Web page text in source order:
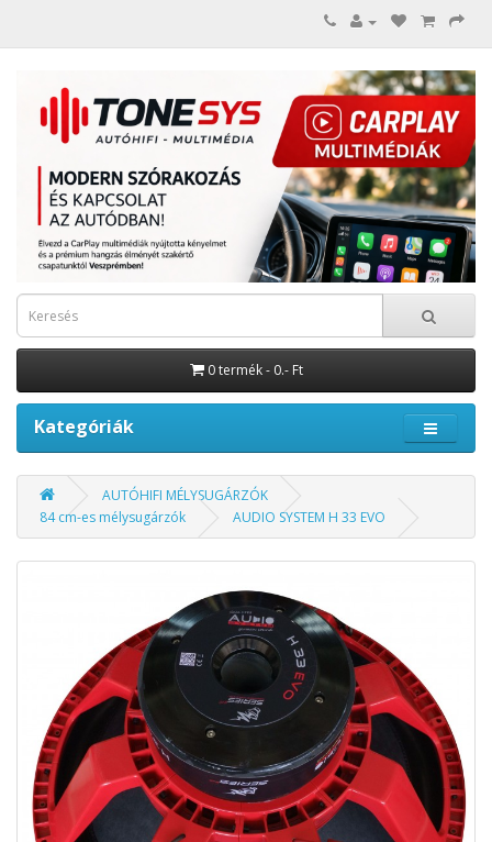
0 termék - 0.- Ft
Kategóriák
AUTÓHIFI MÉLYSUGÁRZÓK
84 cm-es mélysugárzók
AUDIO SYSTEM H 33 EVO